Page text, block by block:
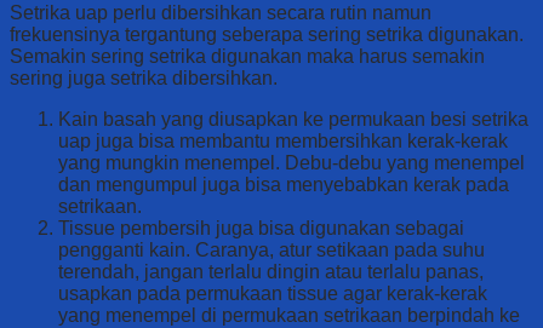
Setrika uap perlu dibersihkan secara rutin namun
frekuensinya tergantung seberapa sering setrika digunakan.
Semakin sering setrika digunakan maka harus semakin
sering juga setrika dibersihkan.
Kain basah yang diusapkan ke permukaan besi setrika
uap juga bisa membantu membersihkan kerak-kerak
yang mungkin menempel. Debu-debu yang menempel
dan mengumpul juga bisa menyebabkan kerak pada
setrikaan.
Tissue pembersih juga bisa digunakan sebagai
pengganti kain. Caranya, atur setikaan pada suhu
terendah, jangan terlalu dingin atau terlalu panas,
usapkan pada permukaan tissue agar kerak-kerak
yang menempel di permukaan setrikaan berpindah ke